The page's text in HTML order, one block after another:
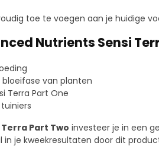
toe te voegen aan je huidige
Nutrients Sensi
bloeifase van planten
Terra Part One
Part Two investeer je in een
in je kweekresultaten door dit